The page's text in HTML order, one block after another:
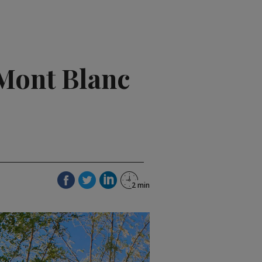
Blanc